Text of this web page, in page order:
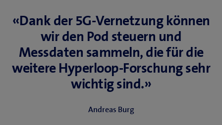
«Dank der 5G-Vernetzung können
wir den Pod steuern und
Messdaten sammeln, die für die
weitere Hyperloop-Forschung sehr
wichtig sind.»
Andreas Burg